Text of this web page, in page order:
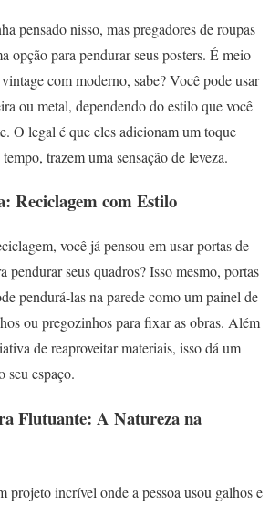
pensado nisso, mas pregadores de roupas
opção para pendurar seus posters. É meio
com moderno, sabe? Você pode usar
ou metal, dependendo do estilo que você
O legal é que eles adicionam um toque
trazem uma sensação de leveza.
Reciclagem com Estilo
você já pensou em usar portas de
pendurar seus quadros? Isso mesmo, portas
pendurá-las na parede como um painel de
ou pregozinhos para fixar as obras. Além
de reaproveitar materiais, isso dá um
seu espaço.
Flutuante: A Natureza na
projeto incrível onde a pessoa usou galhos e